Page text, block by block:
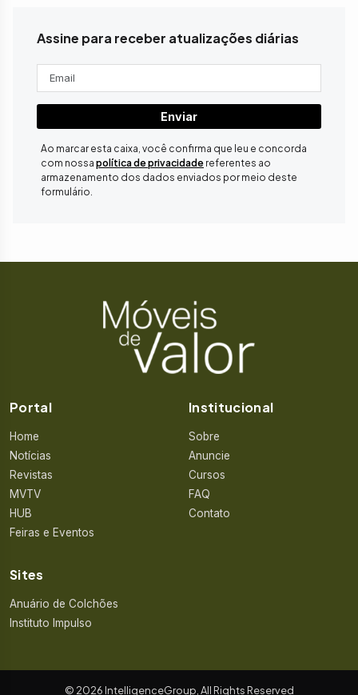
Assine para receber atualizações diárias
Enviar
Ao marcar esta caixa, você confirma que leu e concorda
com nossa política de privacidade referentes ao
armazenamento dos dados enviados por meio deste
formulário.
Portal
Home
Notícias
Revistas
MVTV
HUB
Feiras e Eventos
Institucional
Sobre
Anuncie
Cursos
FAQ
Contato
Sites
Anuário de Colchões
Instituto Impulso
© 2026 IntelligenceGroup, All Rights Reserved